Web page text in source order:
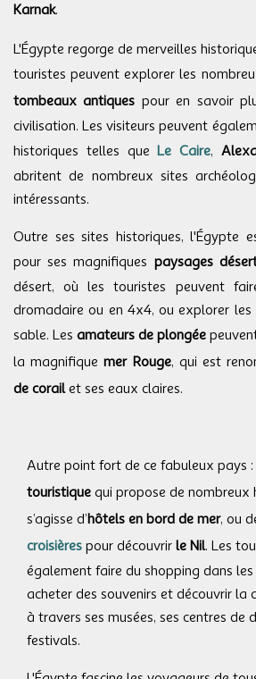
Karnak.
L'Égypte regorge de merveilles
touristes peuvent explorer les
tombeaux antiques pour en savoir
civilisation. Les visiteurs peuvent
historiques telles queLe Caire,
abritent de nombreux sites
intéressants.
Outre ses sites historiques, l'Égypte
pour ses magnifiques paysages
désert, où les touristes peuvent
dromadaire ou en 4x4, ou explorer les
sable. Les amateurs de plongée
la magnifiquemer Rouge, qui est
de corailet ses eaux claires.
Autre point fort de ce fabuleux pays :
touristique qui propose de nombreux
s’agisse d’hôtels en bord de mer, ou
croisières pour découvrir le Nil. Les
également faire du shopping dans
acheter des souvenirs et découvrir la
à travers ses musées, ses centres de
festivals.